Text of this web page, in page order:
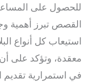
للحصول على
القصص تبرز أهمية
استيعاب كل أنواع
معقدة، وتؤكد على
في استمرارية